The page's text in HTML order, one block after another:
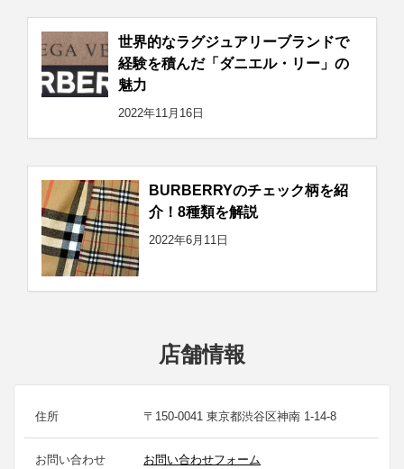
世界的なラグジュアリーブランドで
経験を積んだ「ダニエル・リー」の
魅力
2022年11月16日
BURBERRYのチェック柄を紹
介！8種類を解説
2022年6月11日
店舗情報
住所 〒150-0041 東京都渋谷区神南 1-14-8
お問い合わせ お問い合わせフォーム